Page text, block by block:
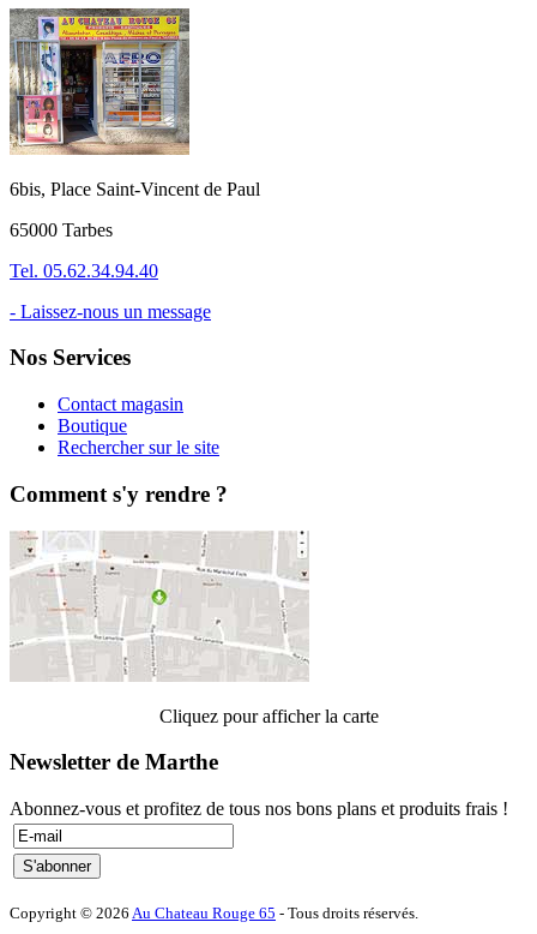
6bis, Place Saint-Vincent de Paul
65000 Tarbes
Tel. 05.62.34.94.40
- Laissez-nous un message
Nos Services
Contact magasin
Boutique
Rechercher sur le site
Comment s'y rendre ?
Cliquez pour afficher la carte
Newsletter de Marthe
Abonnez-vous et profitez de tous nos bons plans et produits frais !
Copyright © 2026 Au Chateau Rouge 65 - Tous droits réservés.